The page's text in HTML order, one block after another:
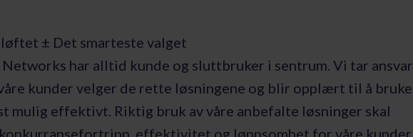
± Det smarteste valget
Networks har alltid kunde og sluttbruker i sentrum. Vi tar ansvar
kunder velger de rette løsningene og blir opplært til å bruke
mulig effektivt. Riktig bruk av våre anbefalte løsninger skal
effektivitet og lønnsomhet for våre kunder.